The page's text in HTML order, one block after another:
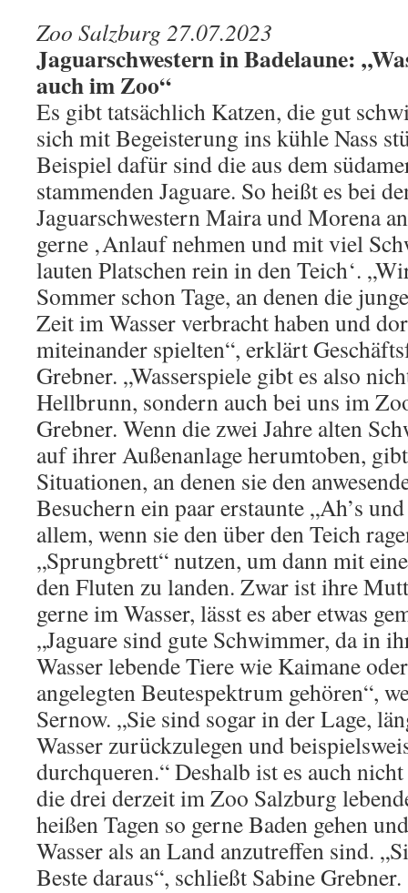
Zoo Salzburg 27.07.2023
Jaguarschwestern in Badelaune:
auch im Zoo“
Es gibt tatsächlich Katzen, die gut
sich mit Begeisterung ins kühle Nass
Beispiel dafür sind die aus dem
stammenden Jaguare. So heißt es bei
Jaguarschwestern Maira und Morena
gerne ‚Anlauf nehmen und mit viel
lauten Platschen rein in den Teich‘.
Sommer schon Tage, an denen die
Zeit im Wasser verbracht haben und
miteinander spielten“, erklärt
Grebner. „Wasserspiele gibt es also
Hellbrunn, sondern auch bei uns im
Grebner. Wenn die zwei Jahre alten
auf ihrer Außenanlage herumtoben,
Situationen, an denen sie den
Besuchern ein paar erstaunte „Ah’s
allem, wenn sie den über den Teich
„Sprungbrett“ nutzen, um dann mit
den Fluten zu landen. Zwar ist ihre
gerne im Wasser, lässt es aber etwas
„Jaguare sind gute Schwimmer, da in
Wasser lebende Tiere wie Kaimane
angelegten Beutespektrum gehören“,
Sernow. „Sie sind sogar in der Lage,
Wasser zurückzulegen und
durchqueren.“ Deshalb ist es auch
die drei derzeit im Zoo Salzburg
heißen Tagen so gerne Baden gehen
Wasser als an Land anzutreffen sind.
Beste daraus“, schließt Sabine Grebner.